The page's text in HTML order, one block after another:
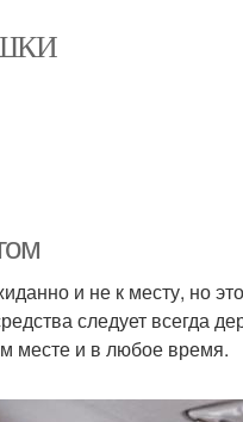
и не к месту, но
следует всегда
месте и в любое время.